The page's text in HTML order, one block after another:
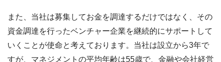
また、当社は募集してお金を調達するだけではなく、その
資金調達を行ったベンチャー企業を継続的にサポートして
いくことが使命と考えております。当社は設立から3年で
すが、マネジメントの平均年齢は55歳で、金融や会社経営